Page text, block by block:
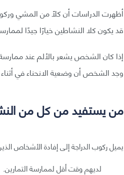
أظهرت الدراسات أن كلًا من المشي
قد يكون كلا النشاطين خيارًا جيدًا
إذا كان الشخص يشعر بالألم عند
وجد الشخص أن وضعية الانحناء في
من يستفيد من كل من
يميل ركوب الدراجة إلى إفادة الأشخاص
لديهم وقت أقل لممارسة التمارين.